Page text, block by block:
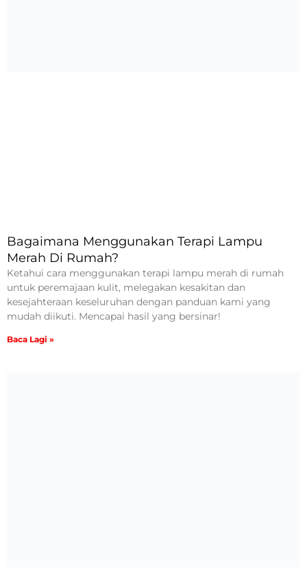
Bagaimana Menggunakan Terapi Lampu
Merah Di Rumah?
Ketahui cara menggunakan terapi lampu merah di rumah
untuk peremajaan kulit, melegakan kesakitan dan
kesejahteraan keseluruhan dengan panduan kami yang
mudah diikuti. Mencapai hasil yang bersinar!
Baca Lagi »